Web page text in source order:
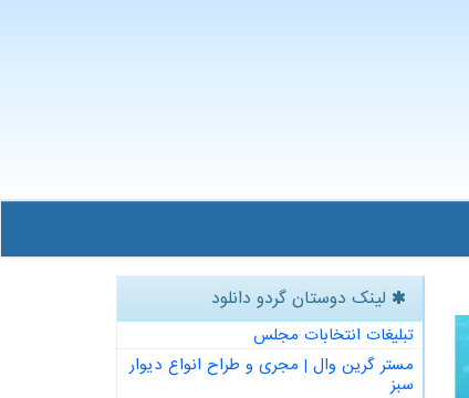
لینک دوستان گردو دانلود
تبلیغات انتخابات مجلس
مستر گرین وال | مجری و طراح انواع دیوار
سبز